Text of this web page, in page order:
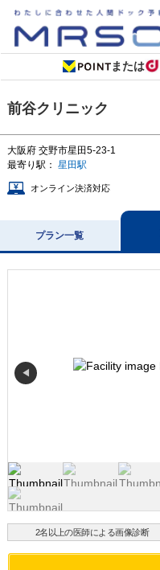
または
前谷クリニック
大阪府 交野市星田5-23-1
最寄り駅： 星田駅
オンライン決済対応
プラン一覧
◀
2名以上の医師による画像診断